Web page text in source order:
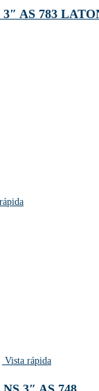
AS 783
Vista rápida